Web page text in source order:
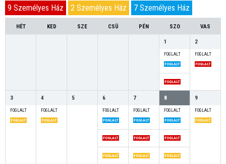
9 Személyes Ház 2 Személyes Ház 7 Személyes Ház
HÉT KED SZE CSÜ PÉN SZO VAS
1
FOGLALT
FOGLALT
FOGLALT
2
FOGLALT
FOGLALT
3
FOGLALT
FOGLALT
4
FOGLALT
FOGLALT
5 6
FOGLALT
FOGLALT
FOGLALT
FOGLALT
7
FOGLALT
FOGLALT
FOGLALT
FOGLALT
8
FOGLALT
FOGLALT
FOGLALT
FOGLALT
9
FOGLALT
FOGLALT